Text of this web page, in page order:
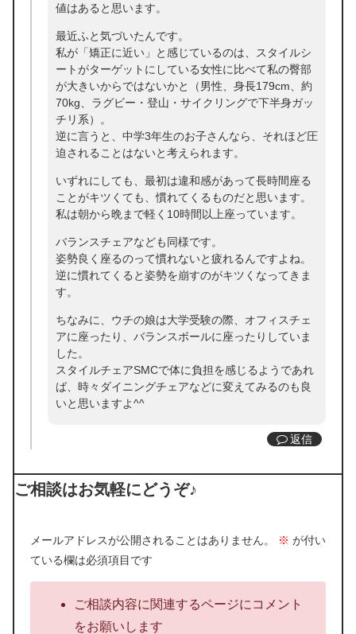
値はあると思います。
最近ふと気づいたんです。
私が「矯正に近い」と感じているのは、スタイルシ
ートがターゲットにしている女性に比べて私の臀部
が大きいからではないかと（男性、身長179cm、約
70kg、ラグビー・登山・サイクリングで下半身ガッ
チリ系）。
逆に言うと、中学3年生のお子さんなら、それほど圧
迫されることはないと考えられます。
いずれにしても、最初は違和感があって長時間座る
ことがキツくても、慣れてくるものだと思います。
私は朝から晩まで軽く10時間以上座っています。
バランスチェアなども同様です。
姿勢良く座るのって慣れないと疲れるんですよね。
逆に慣れてくると姿勢を崩すのがキツくなってきま
す。
ちなみに、ウチの娘は大学受験の際、オフィスチェ
アに座ったり、バランスボールに座ったりしていま
した。
スタイルチェアSMCで体に負担を感じるようであれ
ば、時々ダイニングチェアなどに変えてみるのも良
いと思いますよ^^
返信
ご相談はお気軽にどうぞ♪
メールアドレスが公開されることはありません。 ※ が付い
ている欄は必須項目です
ご相談内容に関連するページにコメント
をお願いします